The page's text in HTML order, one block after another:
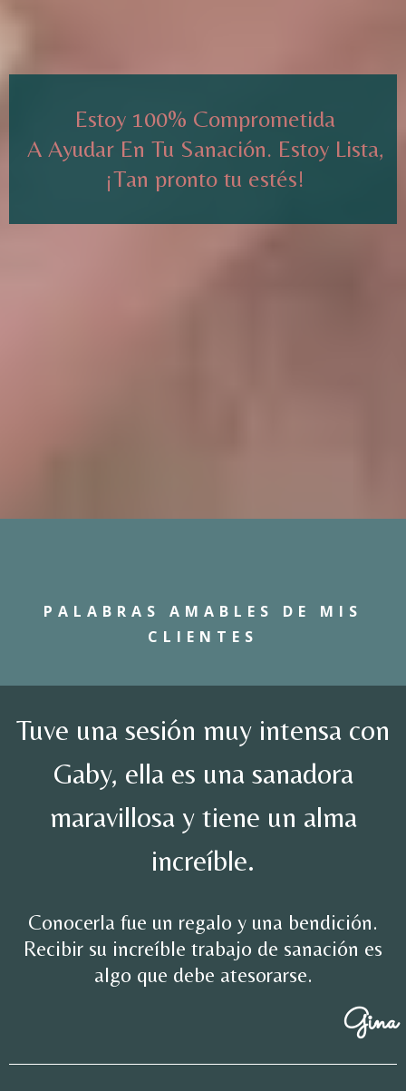
Estoy 100% Comprometida
A Ayudar En Tu Sanación. Estoy Lista,
¡Tan pronto tu estés!
PALABRAS AMABLES DE MIS
CLIENTES
Tuve una sesión muy intensa con
Gaby, ella es una sanadora
maravillosa y tiene un alma
increíble.
Conocerla fue un regalo y una bendición.
Recibir su increíble trabajo de sanación es
algo que debe atesorarse.
Gina